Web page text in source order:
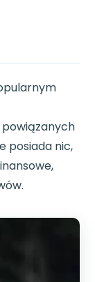
posiada nic,